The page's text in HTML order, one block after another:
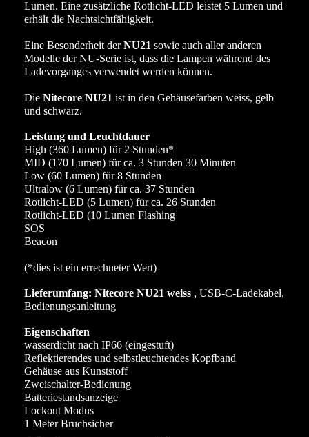
Lumen. Eine zusätzliche Rotlicht-LED leistet 5 Lumen und
erhält die Nachtsichtfähigkeit.
Eine Besonderheit derNU21 sowie auch aller anderen
Modelle der NU-Serie ist, dass die Lampen während des
Ladevorganges verwendet werden können.
Die Nitecore NU21 ist in den Gehäusefarben weiss, gelb
und schwarz.
Leistung und Leuchtdauer
High (360 Lumen) für 2 Stunden*
MID (170 Lumen) für ca. 3 Stunden 30 Minuten
Low (60 Lumen) für 8 Stunden
Ultralow (6 Lumen) für ca. 37 Stunden
Rotlicht-LED (5 Lumen) für ca. 26 Stunden
Rotlicht-LED (10 Lumen Flashing
SOS
Beacon
(*dies ist ein errechneter Wert)
Lieferumfang: Nitecore NU21 weiss , USB-C-Ladekabel,
Bedienungsanleitung
Eigenschaften
wasserdicht nach IP66 (eingestuft)
Reflektierendes und selbstleuchtendes Kopfband
Gehäuse aus Kunststoff
Zweischalter-Bedienung
Batteriestandsanzeige
Lockout Modus
1 Meter Bruchsicher